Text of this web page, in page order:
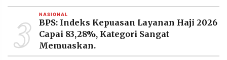
MEDIA
PRAMUDITA
3 NASIONAL
BPS: Indeks Kepuasan Layanan Haji 2026
Capai 83,28%, Kategori Sangat
Memuaskan.